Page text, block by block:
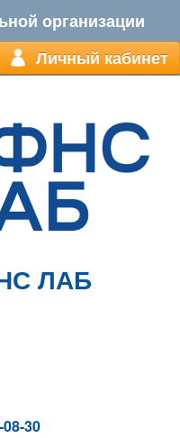
организации
Личный кабинет
ЛАБ
30